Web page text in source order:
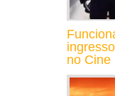
no Cine